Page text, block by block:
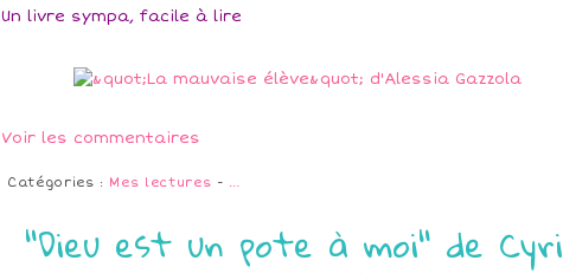
Un livre sympa, facile à lire
Voir les commentaires
Catégories : Mes lectures - …
"Dieu est un pote à moi" de